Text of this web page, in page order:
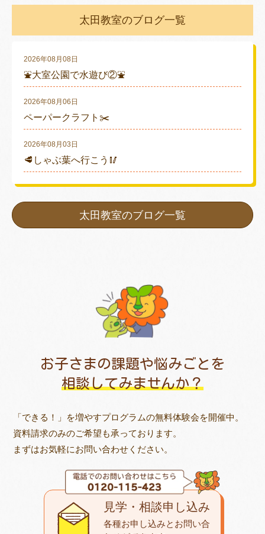
太田教室のブログ一覧
2026年08月08日
⛲大室公園で水遊び②⛲
2026年08月06日
ペーパークラフト✂️
2026年08月03日
🥩しゃぶ葉へ行こう🥢
太田教室のブログ一覧
お子さまの課題や悩みごとを
相談してみませんか？
「できる！」を増やすプログラムの無料体験会を開催中。
資料請求のみのご希望も承っております。
まずはお気軽にお問い合わせください。
見学・相談申し込み
各種お申し込みとお問い合